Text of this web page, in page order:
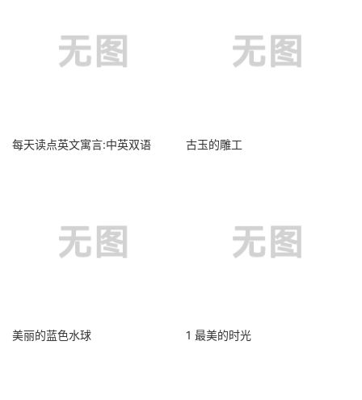
每天读点英文寓言:中英双语 古玉的雕工
美丽的蓝色水球 1 最美的时光